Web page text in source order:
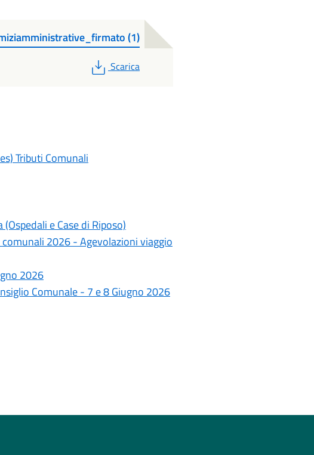
(1)
PDF
Scarica
Tributi Comunali
e Case di Riposo)
2026 - Agevolazioni viaggio
2026
Comunale - 7 e 8 Giugno 2026